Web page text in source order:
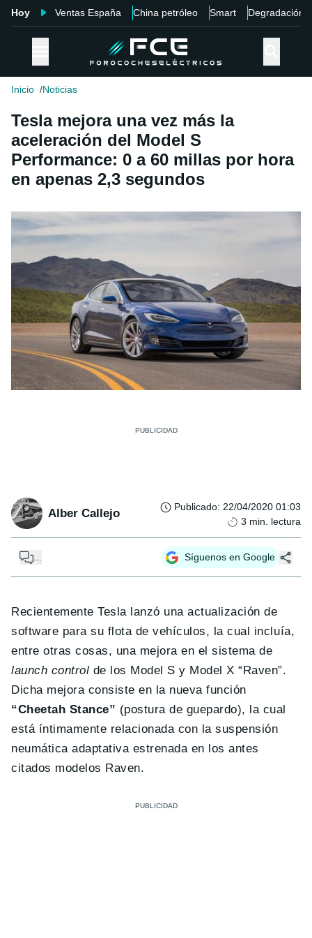
Hoy Ventas España China petróleo Smart Degradación
Inicio Noticias
Tesla mejora una vez más la
aceleración del Model S
Performance: 0 a 60 millas por hora
en apenas 2,3 segundos
Alber Callejo Publicado: 22/04/2020 01:03
3 min. lectura
... Síguenos en Google
Recientemente Tesla lanzó una actualización de
software para su flota de vehículos, la cual incluía,
entre otras cosas, una mejora en el sistema de
launch control de los Model S y Model X “Raven”.
Dicha mejora consiste en la nueva función
“Cheetah Stance” (postura de guepardo), la cual
está íntimamente relacionada con la suspensión
neumática adaptativa estrenada en los antes
citados modelos Raven.